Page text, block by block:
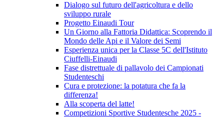
Dialogo sul futuro dell'agricoltura e dello
sviluppo rurale
Progetto Einaudi Tour
Un Giorno alla Fattoria Didattica: Scoprendo il
Mondo delle Api e il Valore dei Semi
Esperienza unica per la Classe 5C dell'Istituto
Ciuffelli-Einaudi
Fase distrettuale di pallavolo dei Campionati
Studenteschi
Cura e protezione: la potatura che fa la
differenza!
Alla scoperta del latte!
Competizioni Sportive Studentesche 2025 -